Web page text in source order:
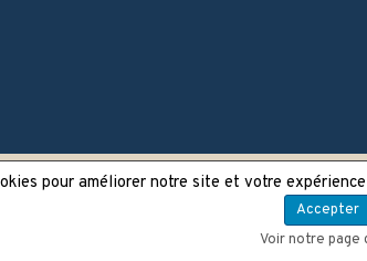
pour améliorer notre site et votre
Accepter
Voir notre